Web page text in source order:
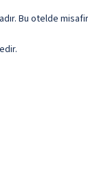
Bu otelde